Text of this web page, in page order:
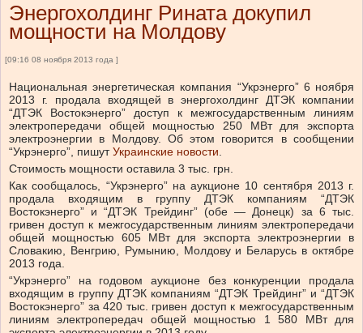
Энергохолдинг Рината докупил
мощности на Молдову
[09:16 08 ноября 2013 года ]
Национальная энергетическая компания “Укрэнерго” 6 ноября
2013 г. продала входящей в энергохолдинг ДТЭК компании
“ДТЭК Востокэнерго” доступ к межгосударственным линиям
электропередачи общей мощностью 250 МВт для экспорта
электроэнергии в Молдову. Об этом говорится в сообщении
“Укрэнерго”, пишутУкраинские новости.
Стоимость мощности оставила 3 тыс. грн.
Как сообщалось, “Укрэнерго” на аукционе 10 сентября 2013 г.
продала входящим в группу ДТЭК компаниям “ДТЭК
Востокэнерго” и “ДТЭК Трейдинг” (обе — Донецк) за 6 тыс.
гривен доступ к межгосударственным линиям электропередачи
общей мощностью 605 МВт для экспорта электроэнергии в
Словакию, Венгрию, Румынию, Молдову и Беларусь в октябре
2013 года.
“Укрэнерго” на годовом аукционе без конкуренции продала
входящим в группу ДТЭК компаниям “ДТЭК Трейдинг” и “ДТЭК
Востокэнерго” за 420 тыс. гривен доступ к межгосударственным
линиям электропередач общей мощностью 1 580 МВт для